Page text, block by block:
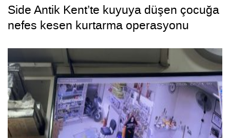
Side Antik Kent’te kuyuya düşen çocuğa
nefes kesen kurtarma operasyonu